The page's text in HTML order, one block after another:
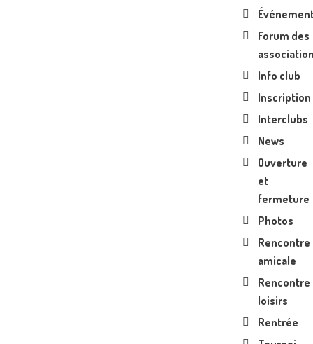
Forum des
Info club
Inscription
Interclubs
News
Ouverture
et
fermeture
Photos
Rencontre
amicale
Rencontre
loisirs
Rentrée